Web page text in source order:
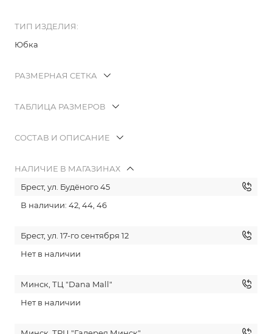
ТИП ИЗДЕЛИЯ:
Юбка
РАЗМЕРНАЯ СЕТКА
ТАБЛИЦА РАЗМЕРОВ
СОСТАВ И ОПИСАНИЕ
НАЛИЧИЕ В МАГАЗИНАХ
Брест, ул. Будёного 45
В наличии: 42, 44, 46
Брест, ул. 17-го сентября 12
Нет в наличии
Минск, ТЦ "Dana Mall"
Нет в наличии